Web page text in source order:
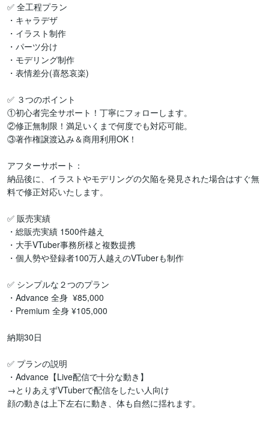
✅ 全工程プラン
・キャラデザ
・イラスト制作
・パーツ分け
・モデリング制作
・表情差分(喜怒哀楽)
✅ ３つのポイント
①初心者完全サポート！丁寧にフォローします。
②修正無制限！満足いくまで何度でも対応可能。
③著作権譲渡込み＆商用利用OK！
アフターサポート：
納品後に、イラストやモデリングの欠陥を発見された場合はすぐ無
料で修正対応いたします。
✅ 販売実績
・総販売実績 1500件越え
・大手VTuber事務所様と複数提携
・個人勢や登録者100万人越えのVTuberも制作
✅ シンプルな２つのプラン
・Advance 全身  ¥85,000
・Premium 全身 ¥105,000
納期30日
✅ プランの説明
・Advance【Live配信で十分な動き】
→とりあえずVTuberで配信をしたい人向け
顔の動きは上下左右に動き、体も自然に揺れます。